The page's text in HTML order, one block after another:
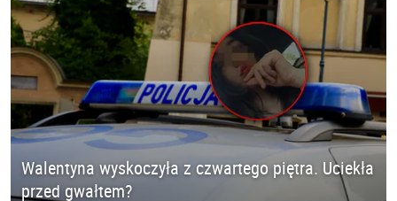
Walentyna wyskoczyła z czwartego piętra. Uciekła
przed gwałtem?